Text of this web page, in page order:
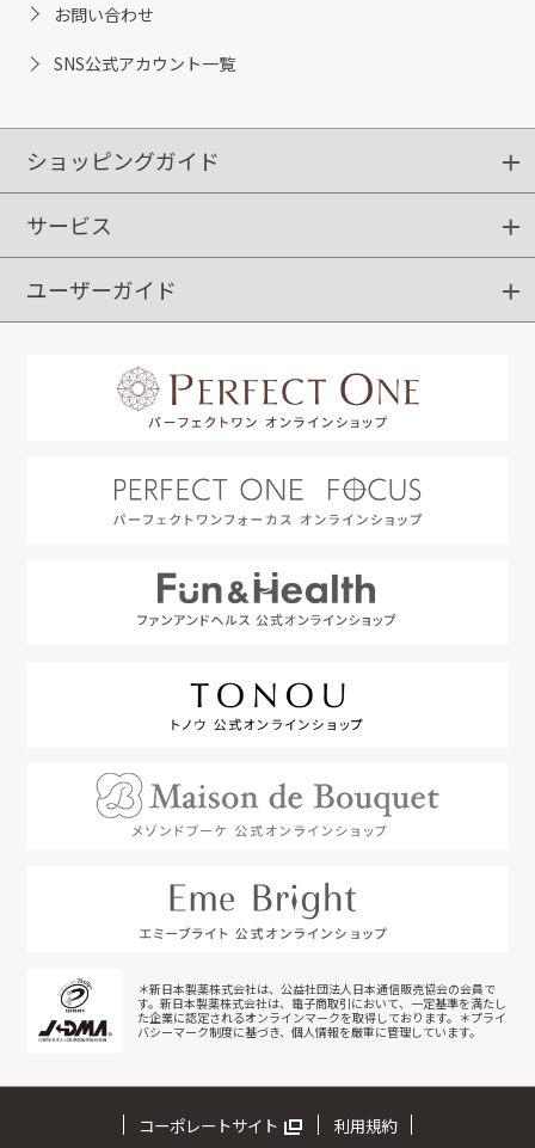
お問い合わせ
SNS公式アカウント一覧
ショッピングガイド
ショッピングガイド
ご注文方法
送料・配送
クーポンご利用方法
サービス
定期購入
ポイントサービス
お知らせメール
ユーザーガイド
＊新日本製薬株式会社は、公益社団法人日本通信販売協会の会員で
す。新日本製薬株式会社は、電子商取引において、一定基準を満たし
た企業に認定されるオンラインマークを取得しております。＊プライ
バシーマーク制度に基づき、個人情報を厳重に管理しています。
コーポレートサイト 利用規約